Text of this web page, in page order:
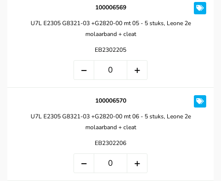
100006569
U7L E2305 G8321-03 +G2820-00 mt 05 - 5 stuks, Leone 2e
molaarband + cleat
EB2302205
100006570
U7L E2305 G8321-03 +G2820-00 mt 06 - 5 stuks, Leone 2e
molaarband + cleat
EB2302206